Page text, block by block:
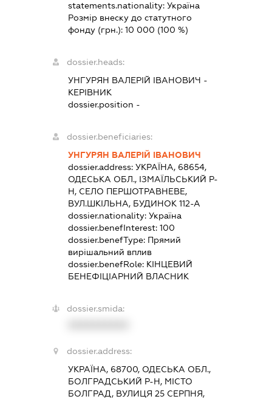
statements.nationality:Україна
Розмір внеску до статутного
фонду (грн.):10 000 (100 %)
dossier.heads:
УНГУРЯН ВАЛЕРІЙ ІВАНОВИЧ -
КЕРІВНИК
dossier.position -
dossier.beneficiaries:
УНГУРЯН ВАЛЕРІЙ ІВАНОВИЧ
dossier.address:УКРАЇНА, 68654,
ОДЕСЬКА ОБЛ., ІЗМАЇЛЬСЬКИЙ Р-
Н, СЕЛО ПЕРШОТРАВНЕВЕ,
ВУЛ.ШКІЛЬНА, БУДИНОК 112-А
dossier.nationality:Україна
dossier.benefInterest:100
dossier.benefType: Прямий
вирішальний вплив
dossier.benefRole: КІНЦЕВИЙ
БЕНЕФІЦІАРНИЙ ВЛАСНИК
dossier.smida:
dossier.address:
УКРАЇНА, 68700, ОДЕСЬКА ОБЛ.,
БОЛГРАДСЬКИЙ Р-Н, МІСТО
БОЛГРАД, ВУЛИЦЯ 25 СЕРПНЯ,